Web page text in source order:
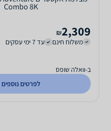
Combo 8K
2,309
₪
משלוח חינם
עד 7 ימי עסקים
ב-וואלה שופס
לפרטים נוספים